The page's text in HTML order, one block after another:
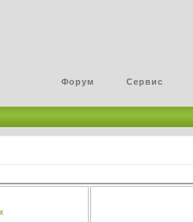
Форум Сервис